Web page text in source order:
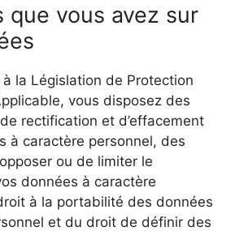
que vous avez sur
la Législation de Protection
vous disposez des
rectification et d’effacement
à caractère personnel, des
ou de limiter le
données à caractère
à la portabilité des données
et du droit de définir des